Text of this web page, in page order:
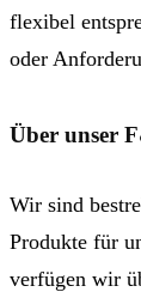
flexibel
oder
Über unser
Wir sind
Produkte für
verfügen wir